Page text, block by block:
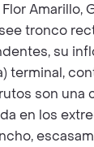
Amarillo,
tronco
su
terminal,
son una
en los